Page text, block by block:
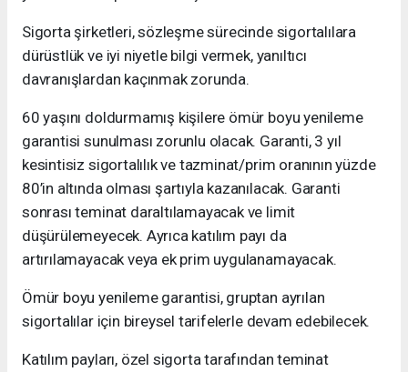
Sigorta şirketleri, sözleşme sürecinde sigortalılara
dürüstlük ve iyi niyetle bilgi vermek, yanıltıcı
davranışlardan kaçınmak zorunda.
60 yaşını doldurmamış kişilere ömür boyu yenileme
garantisi sunulması zorunlu olacak. Garanti, 3 yıl
kesintisiz sigortalılık ve tazminat/prim oranının yüzde
80’in altında olması şartıyla kazanılacak. Garanti
sonrası teminat daraltılamayacak ve limit
düşürülemeyecek. Ayrıca katılım payı da
artırılamayacak veya ek prim uygulanamayacak.
Ömür boyu yenileme garantisi, gruptan ayrılan
sigortalılar için bireysel tarifelerle devam edebilecek.
Katılım payları, özel sigorta tarafından teminat